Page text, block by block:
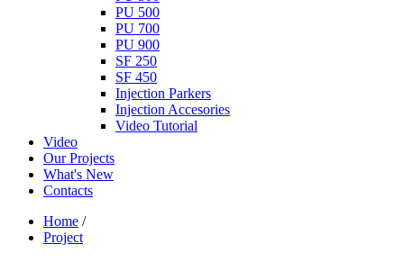
PU 500
PU 700
PU 900
SF 250
SF 450
Injection Parkers
Injection Accesories
Video Tutorial
Video
Our Projects
What's New
Contacts
Home /
Project